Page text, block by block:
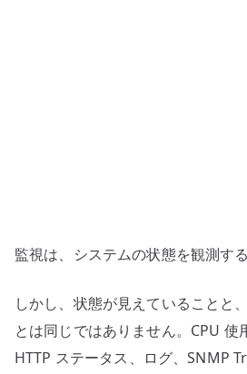
読
へ
の
監視は、システムの状態を観測す
しかし、状態が見えていることと
とは同じではありません。CPU 使
HTTP ステータス、ログ、SNMP